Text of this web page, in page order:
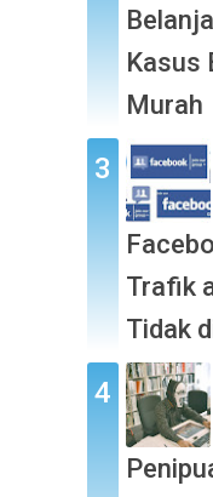
Kasus
Murah
Trafik
Tidak